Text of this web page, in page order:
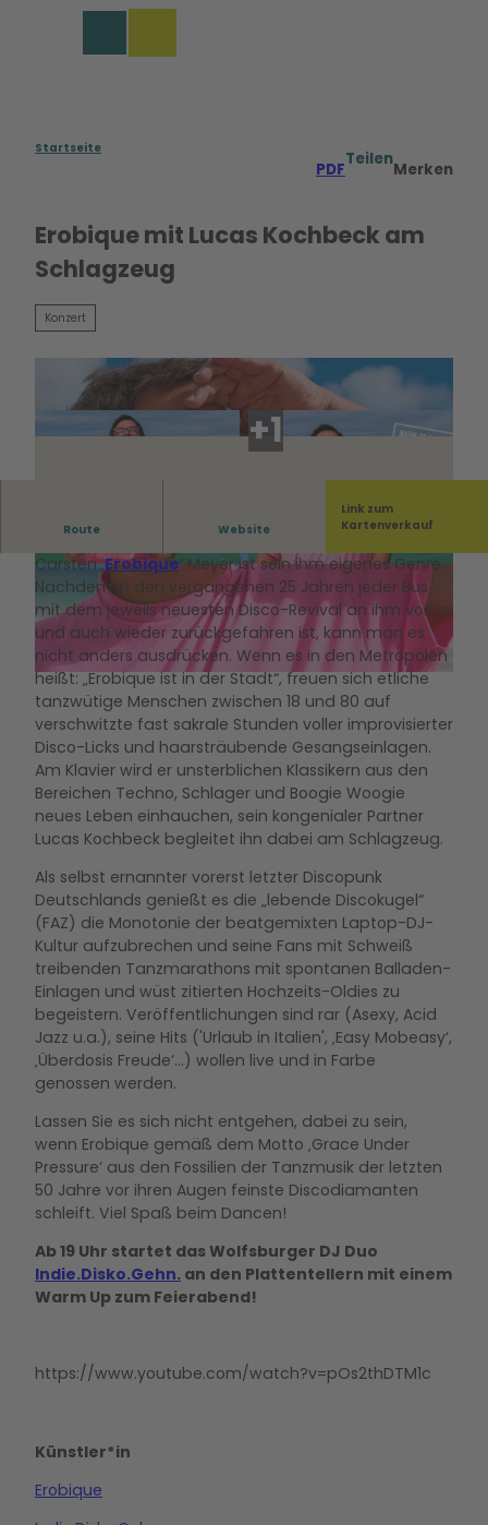
Startseite
PDF
Teilen
Merken
Erobique mit Lucas Kochbeck am
Schlagzeug
Konzert
© All rights reserved. Anne Backhaus, Hallenbad - Zentrum junge Kultur Wolfsburg GmbH |
© Hallenbad - Zentrum junge Kultur Wolfsburg
GmbH |CC-BY-SA
© Hallenbad - Zentrum junge Kultur Wolfsburg
GmbH |CC-BY-SA
Route Website
Link zum
Kartenverkauf
Warm Up DJ-Set mit INDIE.DISKO.GEHN.
Carsten ‚Erobique‘ Meyer ist sein ihm eigenes Genre.
Nachdem in den vergangenen 25 Jahren jeder Bus
mit dem jeweils neuesten Disco-Revival an ihm vorbei
und auch wieder zurückgefahren ist, kann man es
nicht anders ausdrücken. Wenn es in den Metropolen
heißt: „Erobique ist in der Stadt“, freuen sich etliche
tanzwütige Menschen zwischen 18 und 80 auf
verschwitzte fast sakrale Stunden voller improvisierter
Disco-Licks und haarsträubende Gesangseinlagen.
Am Klavier wird er unsterblichen Klassikern aus den
Bereichen Techno, Schlager und Boogie Woogie
neues Leben einhauchen, sein kongenialer Partner
Lucas Kochbeck begleitet ihn dabei am Schlagzeug.
Als selbst ernannter vorerst letzter Discopunk
Deutschlands genießt es die „lebende Discokugel“
(FAZ) die Monotonie der beatgemixten Laptop-DJ-
Kultur aufzubrechen und seine Fans mit Schweiß
treibenden Tanzmarathons mit spontanen Balladen-
Einlagen und wüst zitierten Hochzeits-Oldies zu
begeistern. Veröffentlichungen sind rar (Asexy, Acid
Jazz u.a.), seine Hits ('Urlaub in Italien', ‚Easy Mobeasy‘,
‚Überdosis Freude‘...) wollen live und in Farbe
genossen werden.
Lassen Sie es sich nicht entgehen, dabei zu sein,
wenn Erobique gemäß dem Motto ‚Grace Under
Pressure‘ aus den Fossilien der Tanzmusik der letzten
50 Jahre vor ihren Augen feinste Discodiamanten
schleift. Viel Spaß beim Dancen!
Ab 19 Uhr startet das Wolfsburger DJ Duo
Indie.Disko.Gehn. an den Plattentellern mit einem
Warm Up zum Feierabend!
https://www.youtube.com/watch?v=pOs2thDTM1c
Künstler*in
Erobique